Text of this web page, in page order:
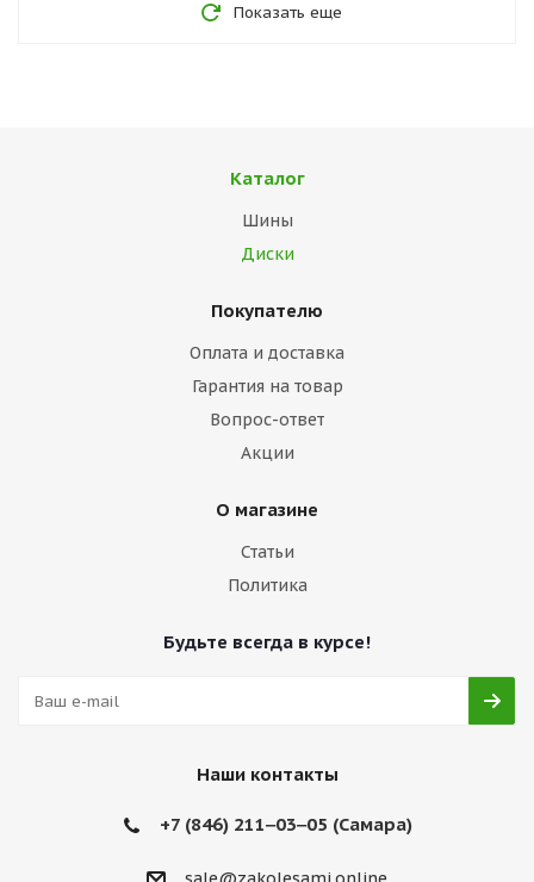
Показать еще
Каталог
Шины
Диски
Покупателю
Оплата и доставка
Гарантия на товар
Вопрос-ответ
Акции
О магазине
Статьи
Политика
Будьте всегда в курсе!
Наши контакты
+7 (846) 211‒03‒05 (Самара)